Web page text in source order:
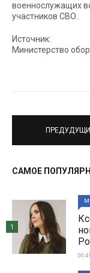
военнослужащих
участников СВО.
Источник:
Министерство
САМОЕ
1